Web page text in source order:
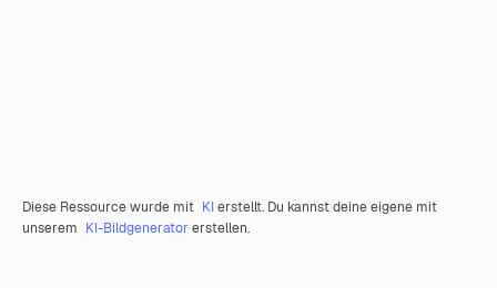
Diese Ressource wurde mit KIerstellt. Du kannst deine eigene mit
unserem KI-Bildgenerator erstellen.